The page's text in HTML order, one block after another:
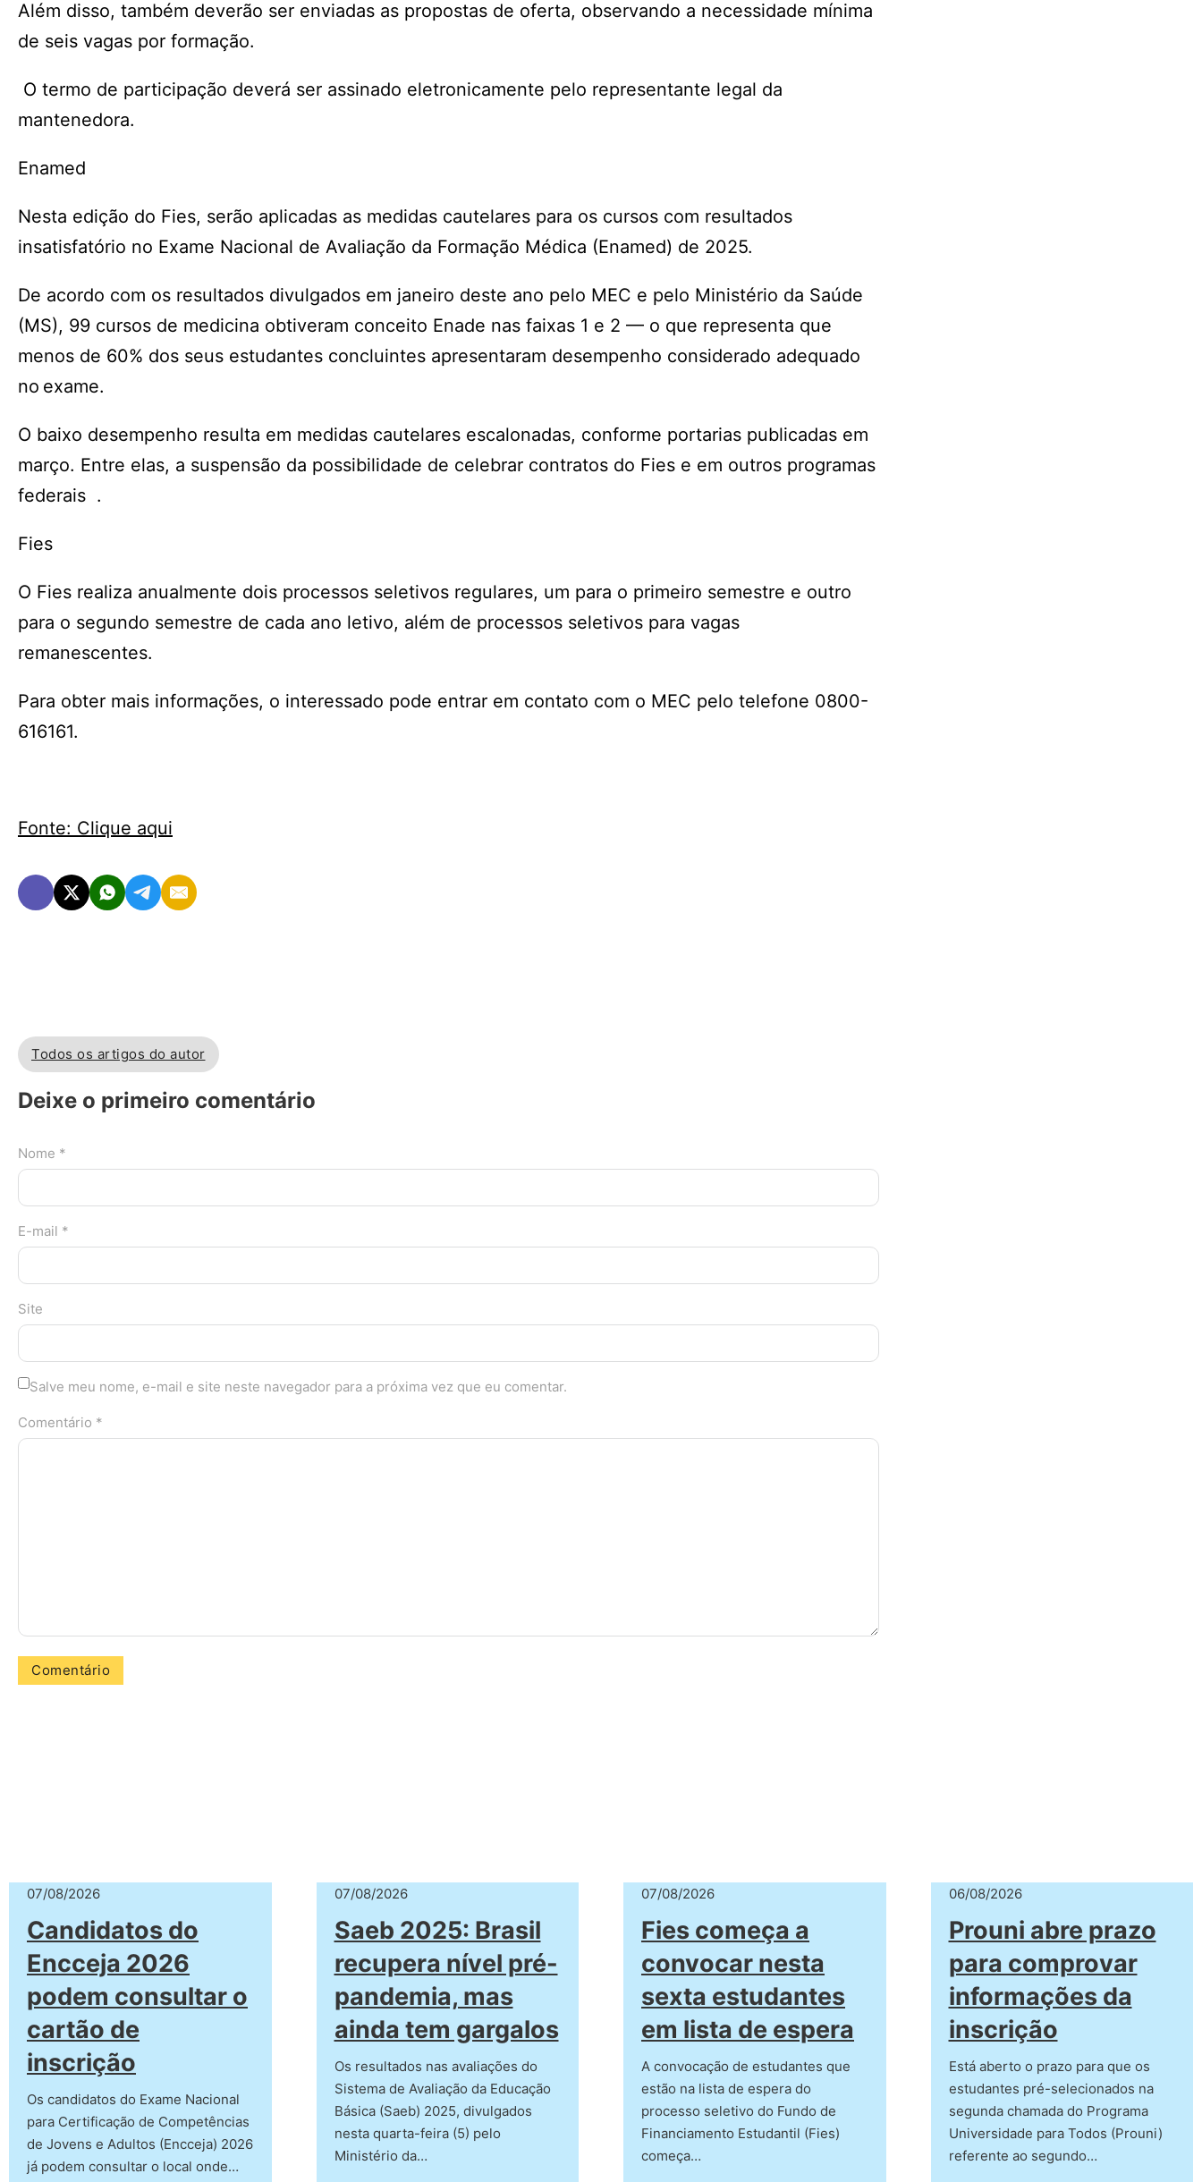
Além disso, também deverão ser enviadas as propostas de oferta, observando a necessidade mínima
de seis vagas por formação.
O termo de participação deverá ser assinado eletronicamente pelo representante legal da
mantenedora.
Enamed
Nesta edição do Fies, serão aplicadas as medidas cautelares para os cursos com resultados
insatisfatório no Exame Nacional de Avaliação da Formação Médica (Enamed) de 2025.
De acordo com os resultados divulgados em janeiro deste ano pelo MEC e pelo Ministério da Saúde
(MS), 99 cursos de medicina obtiveram conceito Enade nas faixas 1 e 2 — o que representa que
menos de 60% dos seus estudantes concluintes apresentaram desempenho considerado adequado
no exame.
O baixo desempenho resulta em medidas cautelares escalonadas, conforme portarias publicadas em
março. Entre elas, a suspensão da possibilidade de celebrar contratos do Fies e em outros programas
federais .
Fies
O Fies realiza anualmente dois processos seletivos regulares, um para o primeiro semestre e outro
para o segundo semestre de cada ano letivo, além de processos seletivos para vagas
remanescentes.
Para obter mais informações, o interessado pode entrar em contato com o MEC pelo telefone 0800-
616161.
Fonte: Clique aqui
Todos os artigos do autor
Deixe o primeiro comentário
Nome *
E-mail *
Site
Salve meu nome, e-mail e site neste navegador para a próxima vez que eu comentar.
Comentário *
07/08/2026
Candidatos do
Encceja 2026
podem consultar o
cartão de
inscrição
Os candidatos do Exame Nacional
para Certificação de Competências
de Jovens e Adultos (Encceja) 2026
já podem consultar o local onde…
07/08/2026
Saeb 2025: Brasil
recupera nível pré-
pandemia, mas
ainda tem gargalos
Os resultados nas avaliações do
Sistema de Avaliação da Educação
Básica (Saeb) 2025, divulgados
nesta quarta-feira (5) pelo
Ministério da…
07/08/2026
Fies começa a
convocar nesta
sexta estudantes
em lista de espera
A convocação de estudantes que
estão na lista de espera do
processo seletivo do Fundo de
Financiamento Estudantil (Fies)
começa…
06/08/2026
Prouni abre prazo
para comprovar
informações da
inscrição
Está aberto o prazo para que os
estudantes pré-selecionados na
segunda chamada do Programa
Universidade para Todos (Prouni)
referente ao segundo…